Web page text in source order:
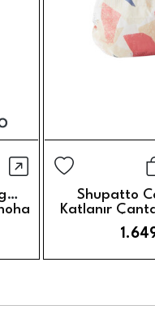
Hızlı Görünüm
Shupatto
Katlanır